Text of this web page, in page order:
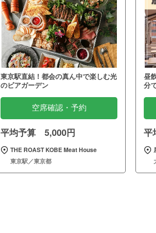
東京駅直結！都会の真ん中で楽しむ光
のビアガーデン
空席確認・予約
平均予算 5,000円
THE ROAST KOBE Meat House
東京駅／東京都
昼
分
平